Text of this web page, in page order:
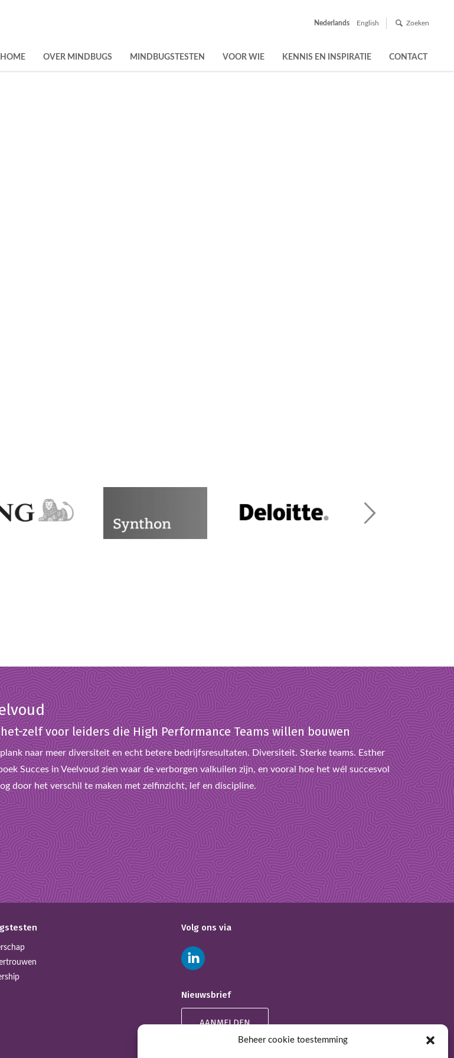
Beheer cookie toestemming
Nederlands English Zoeken
HOME OVER MINDBUGS MINDBUGSTESTEN VOOR WIE KENNIS EN INSPIRATIE CONTACT
zelf voor leiders die High Performance Teams willen bouwen
naar meer diversiteit en echt betere bedrijfsresultaten. Diversiteit. Sterke teams. Esther
Succes in Veelvoud zien waar de verborgen valkuilen zijn, en vooral hoe het wél succesvol
door het verschil te maken met zelfinzicht, lef en discipline.
Volg ons via
Nieuwsbrief
AANMELDEN